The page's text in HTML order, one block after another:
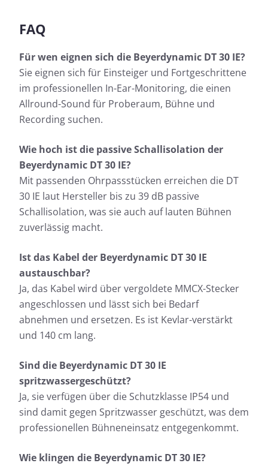
FAQ
Für wen eignen sich die Beyerdynamic DT 30 IE?
Sie eignen sich für Einsteiger und Fortgeschrittene
im professionellen In-Ear-Monitoring, die einen
Allround-Sound für Proberaum, Bühne und
Recording suchen.
Wie hoch ist die passive Schallisolation der
Beyerdynamic DT 30 IE?
Mit passenden Ohrpassstücken erreichen die DT
30 IE laut Hersteller bis zu 39 dB passive
Schallisolation, was sie auch auf lauten Bühnen
zuverlässig macht.
Ist das Kabel der Beyerdynamic DT 30 IE
austauschbar?
Ja, das Kabel wird über vergoldete MMCX-Stecker
angeschlossen und lässt sich bei Bedarf
abnehmen und ersetzen. Es ist Kevlar-verstärkt
und 140 cm lang.
Sind die Beyerdynamic DT 30 IE
spritzwassergeschützt?
Ja, sie verfügen über die Schutzklasse IP54 und
sind damit gegen Spritzwasser geschützt, was dem
professionellen Bühneneinsatz entgegenkommt.
Wie klingen die Beyerdynamic DT 30 IE?